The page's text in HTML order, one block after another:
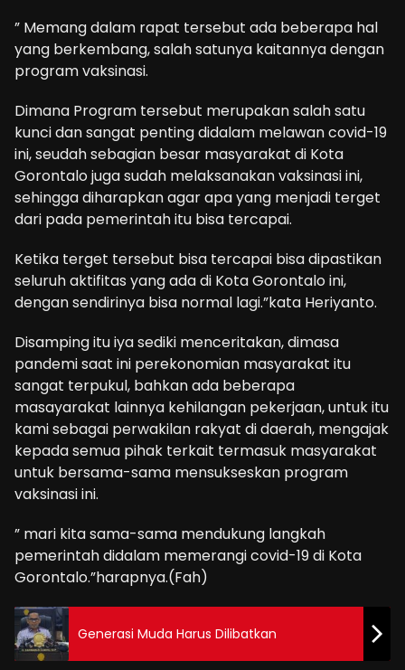
” Memang dalam rapat tersebut ada beberapa hal
yang berkembang, salah satunya kaitannya dengan
program vaksinasi.
Dimana Program tersebut merupakan salah satu
kunci dan sangat penting didalam melawan covid-19
ini, seudah sebagian besar masyarakat di Kota
Gorontalo juga sudah melaksanakan vaksinasi ini,
sehingga diharapkan agar apa yang menjadi terget
dari pada pemerintah itu bisa tercapai.
Ketika terget tersebut bisa tercapai bisa dipastikan
seluruh aktifitas yang ada di Kota Gorontalo ini,
dengan sendirinya bisa normal lagi.”kata Heriyanto.
Disamping itu iya sediki menceritakan, dimasa
pandemi saat ini perekonomian masyarakat itu
sangat terpukul, bahkan ada beberapa
masayarakat lainnya kehilangan pekerjaan, untuk itu
kami sebagai perwakilan rakyat di daerah, mengajak
kepada semua pihak terkait termasuk masyarakat
untuk bersama-sama mensukseskan program
vaksinasi ini.
” mari kita sama-sama mendukung langkah
pemerintah didalam memerangi covid-19 di Kota
Gorontalo.”harapnya.(Fah)
Generasi Muda Harus Dilibatkan